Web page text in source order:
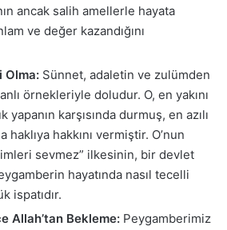
ancak salih amellerle hayata
ve değer kazandığını
Olma: Sünnet, adaletin ve zulümden
örnekleriyle doludur. O, en yakını
yapanın karşısında durmuş, en azılı
haklıya hakkını vermiştir. O’nun
sevmez” ilkesinin, bir devlet
hayatında nasıl tecelli
ispatıdır.
Allah’tan Bekleme: Peygamberimiz